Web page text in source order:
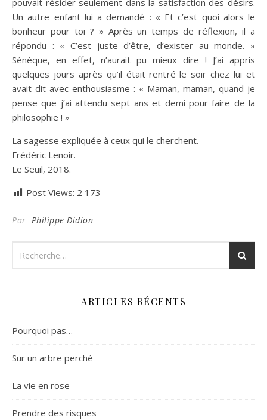
pouvait résider seulement dans la satisfaction des désirs.
Un autre enfant lui a demandé : « Et c’est quoi alors le
bonheur pour toi ? » Après un temps de réflexion, il a
répondu : « C’est juste d’être, d’exister au monde. »
Sénèque, en effet, n’aurait pu mieux dire ! J’ai appris
quelques jours après qu’il était rentré le soir chez lui et
avait dit avec enthousiasme : « Maman, maman, quand je
pense que j’ai attendu sept ans et demi pour faire de la
philosophie ! »
La sagesse expliquée à ceux qui le cherchent.
Frédéric Lenoir.
Le Seuil, 2018.
Post Views: 2 173
Par Philippe Didion
ARTICLES RÉCENTS
Pourquoi pas…
Sur un arbre perché
La vie en rose
Prendre des risques